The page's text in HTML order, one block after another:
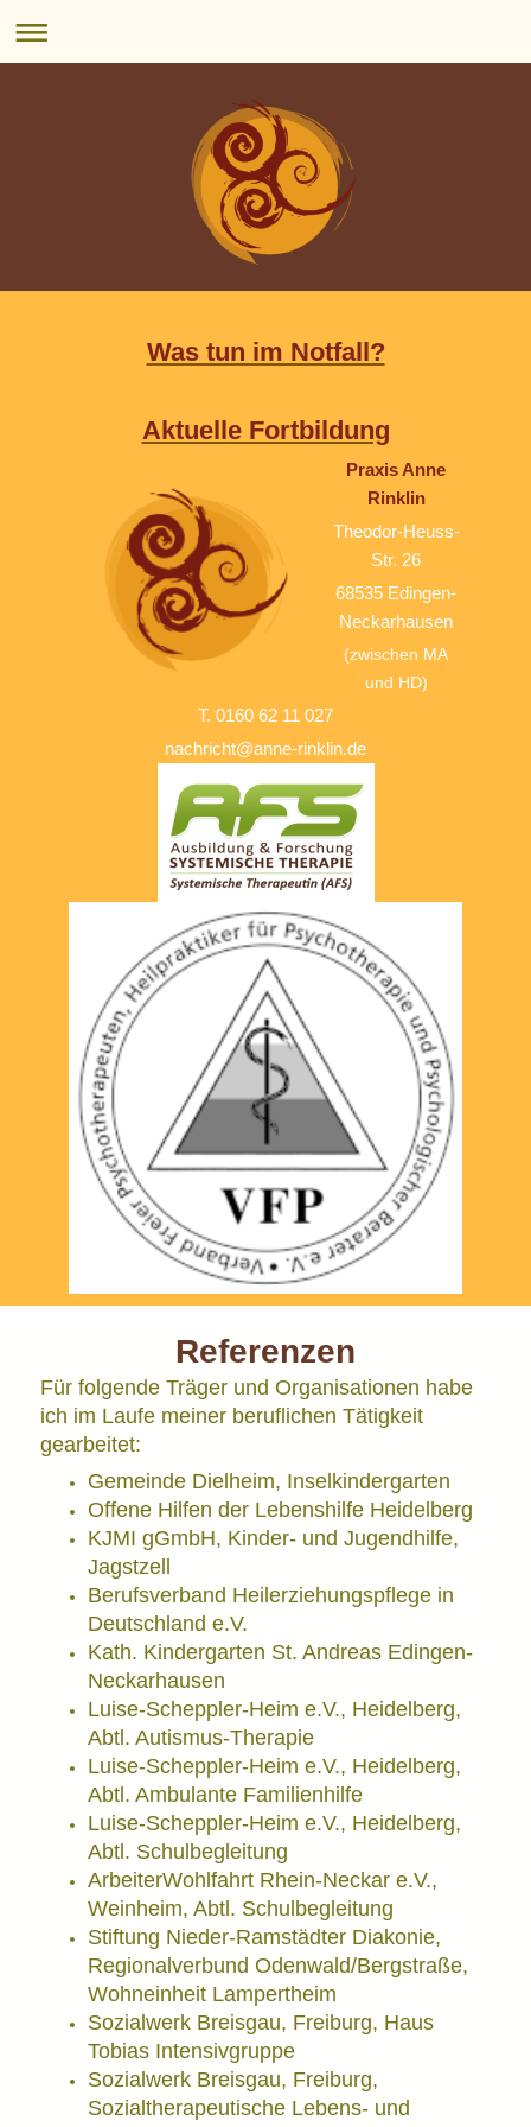
Was tun im Notfall?
Aktuelle Fortbildung
Praxis Anne
Rinklin
Theodor-Heuss-
Str. 26
68535 Edingen-
Neckarhausen
(zwischen MA
und HD)
T. 0160 62 11 027
nachricht@anne-rinklin.de
Referenzen
Für folgende Träger und Organisationen habe
ich im Laufe meiner beruflichen Tätigkeit
gearbeitet:
Gemeinde Dielheim, Inselkindergarten
Offene Hilfen der Lebenshilfe Heidelberg
KJMI gGmbH, Kinder- und Jugendhilfe,
Jagstzell
Berufsverband Heilerziehungspflege in
Deutschland e.V.
Kath. Kindergarten St. Andreas Edingen-
Neckarhausen
Luise-Scheppler-Heim e.V., Heidelberg,
Abtl. Autismus-Therapie
Luise-Scheppler-Heim e.V., Heidelberg,
Abtl. Ambulante Familienhilfe
Luise-Scheppler-Heim e.V., Heidelberg,
Abtl. Schulbegleitung
ArbeiterWohlfahrt Rhein-Neckar e.V.,
Weinheim, Abtl. Schulbegleitung
Stiftung Nieder-Ramstädter Diakonie,
Regionalverbund Odenwald/Bergstraße,
Wohneinheit Lampertheim
Sozialwerk Breisgau, Freiburg, Haus
Tobias Intensivgruppe
Sozialwerk Breisgau, Freiburg,
Sozialtherapeutische Lebens- und